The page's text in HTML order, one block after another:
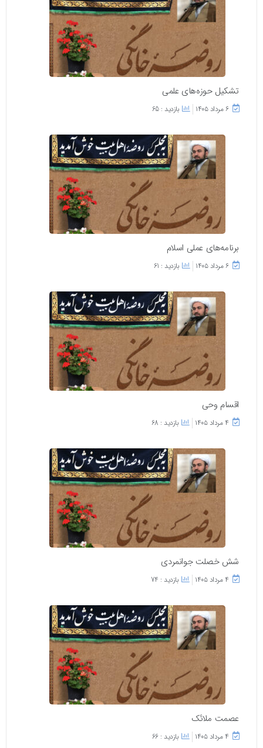
تشکیل حوزه‌های علمی
۶ مرداد ۱۴۰۵ بازدید : 65
برنامه‌های عملی اسلام
۶ مرداد ۱۴۰۵ بازدید : 61
اقسام وحی
۴ مرداد ۱۴۰۵ بازدید : 68
شش خصلت جوانمردی
۴ مرداد ۱۴۰۵ بازدید : 74
عصمت ملائک
۴ مرداد ۱۴۰۵ بازدید : 66